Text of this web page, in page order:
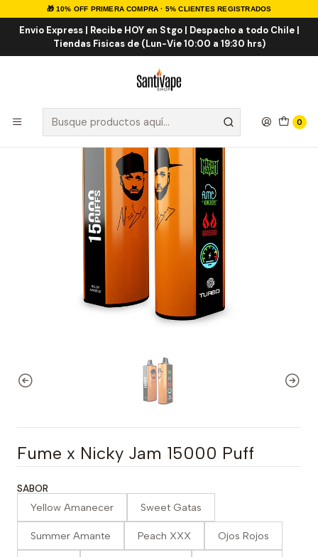
🎁 10% OFF PRIMERA COMPRA · 5% CLIENTES REGISTRADOS
Envio Express | Recibe HOY en Stgo | Despacho a todo Chile |
Tiendas Fisicas de (Lun-Vie 10:00 a 19:30 hrs)
0
Inicio VAPE DESECHABLES VAPE FRUTALES ICE
Fume x Nicky Jam 15000 Puff
Fume x Nicky Jam 15000 Puff
SABOR
Yellow Amanecer Sweet Gatas
Summer Amante Peach XXX Ojos Rojos